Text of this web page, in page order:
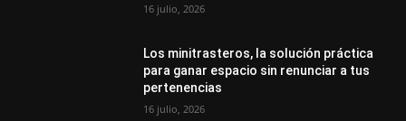
16 julio, 2026
Los minitrasteros, la solución práctica
para ganar espacio sin renunciar a tus
pertenencias
16 julio, 2026